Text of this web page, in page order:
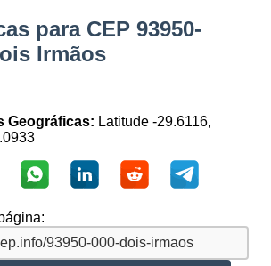
para CEP 93950-
Irmãos
Geográficas: Latitude -29.6116,